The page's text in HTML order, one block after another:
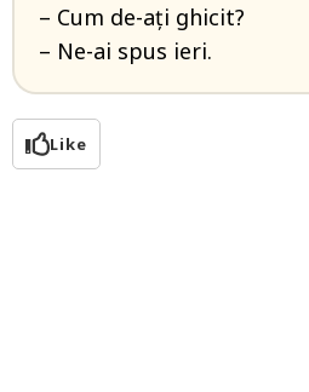
– Cum de-ați ghicit?
– Ne-ai spus ieri.
Like